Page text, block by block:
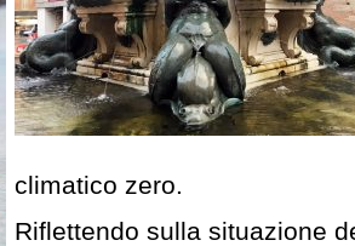
climatico zero.
Riflettendo sulla situazione